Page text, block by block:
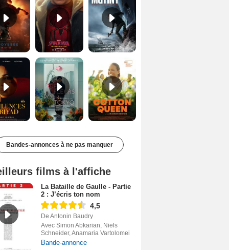
Les Silences de Riyad Bande-annonce VO STFR Cotton Queen Bande-annonce VO STFR
Bandes-annonces à ne pas manquer
films à l'affiche
La Bataille de Gaulle - Partie
2 : J’écris ton nom
4,5
De Antonin Baudry
Avec Simon Abkarian, Niels
Schneider, Anamaria Vartolomei
Bande-annonce